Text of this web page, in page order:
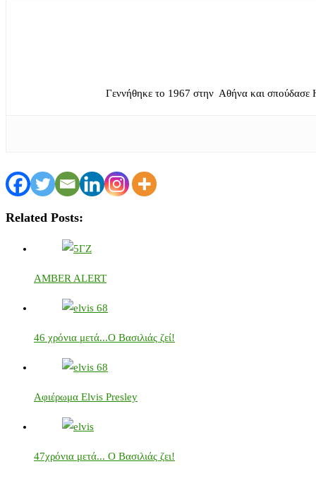
Γεννήθηκε το 1967 στην Αθήνα και σπούδασε
Related Posts:
AMBER ALERT
46 χρόνια μετά...Ο Βασιλιάς ζεί!
Αφιέρωμα Elvis Presley
47χρόνια μετά... Ο Βασιλιάς ζει!